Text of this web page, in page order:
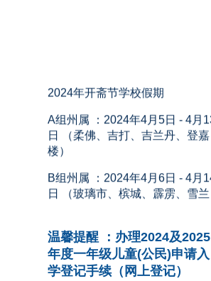
A组州属 ：2024年4月5日 - 4月13
楼）
B组州属 ：2024年4月6日 - 4月14
莪、森美兰、马六甲、彭亨、沙
巴、砂拉越、吉隆坡、纳闽和布
新闻来源：星洲网 (08.11.2023)
温馨提醒 ：办理2024及2025
年度一年级儿童(公民)申请入
学登记手续（网上登记）